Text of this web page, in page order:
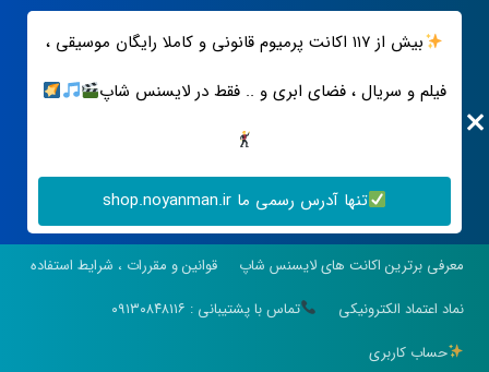
بیش از ۱۱۷ اکانت پرمیوم قانونی و کاملا رایگان موسیقی ،
فیلم و سریال ، فضای ابری و .. فقط در لایسنس شاپ
تنها آدرس رسمی ما shop.noyanman.ir
معرفی برترین اکانت های لایسنس شاپ
قوانین و مقررات ، شرایط استفاده
نماد اعتماد الکترونیکی
تماس با پشتیبانی : ۰۹۱۳۰۸۴۸۱۱۶
حساب کاربری